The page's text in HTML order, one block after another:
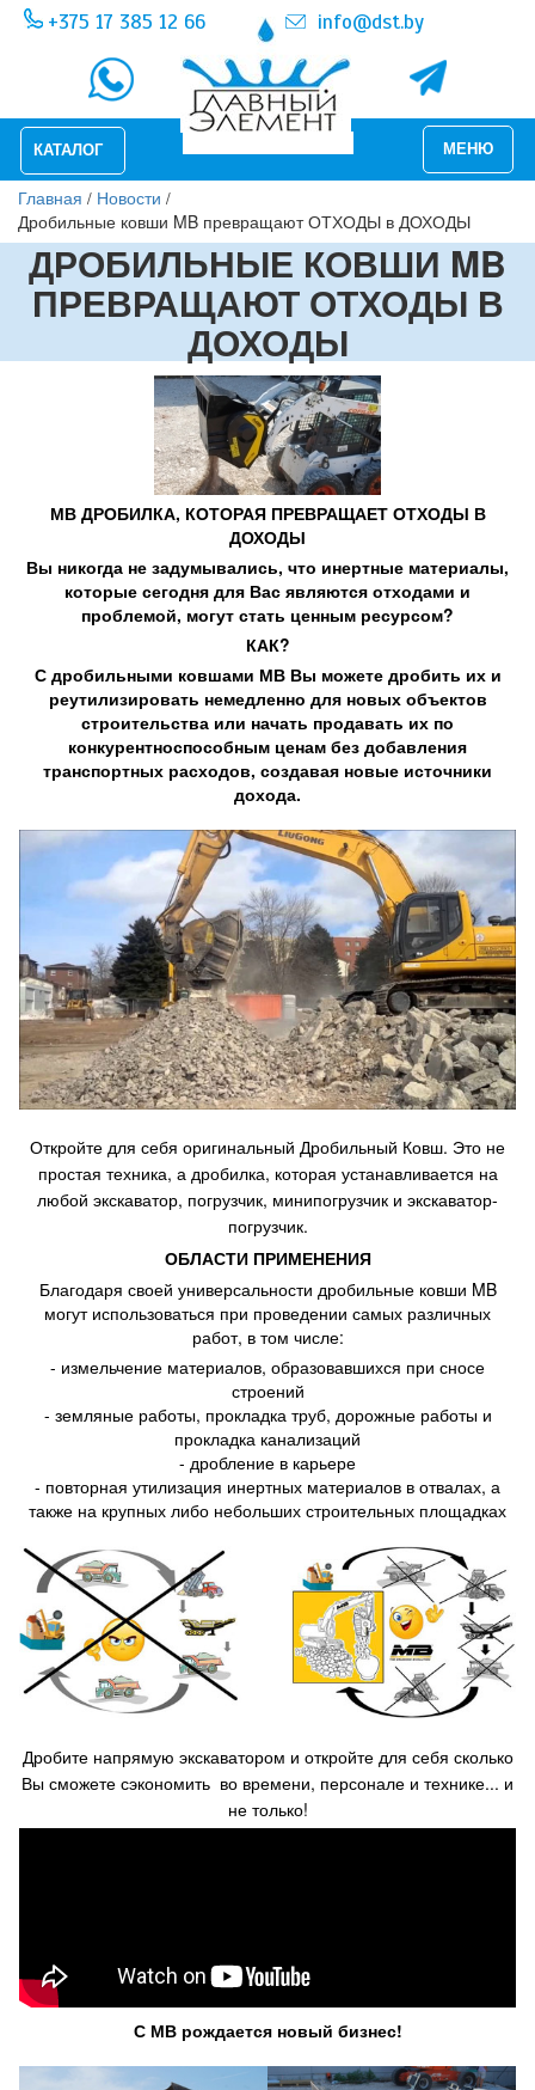
Перейти
основному
содержанию
+375 17 385 12 66 info@dst.by
Меню
МЕНЮ
КАТАЛОГ
Вы
здесь
Главная / Новости /
Дробильные ковши MB превращают ОТХОДЫ в ДОХОДЫ
ДРОБИЛЬНЫЕ КОВШИ MB
ПРЕВРАЩАЮТ ОТХОДЫ В
ДОХОДЫ
МВ ДРОБИЛКА, КОТОРАЯ ПРЕВРАЩАЕТ ОТХОДЫ В
ДОХОДЫ
Вы никогда не задумывались, что инертные материалы,
которые сегодня для Вас являются отходами и
проблемой, могут стать ценным ресурсом?
КАК?
С дробильными ковшами МВ Вы можете дробить их и
реутилизировать немедленно для новых объектов
строительства или начать продавать их по
конкурентноспособным ценам без добавления
транспортных расходов, создавая новые источники
дохода.
Откройте для себя оригинальный Дробильный Ковш. Это не
простая техника, а дробилка, которая устанавливается на
любой экскаватор, погрузчик, минипогрузчик и экскаватор-
погрузчик.
ОБЛАСТИ ПРИМЕНЕНИЯ
Благодаря своей универсальности дробильные ковши MB
могут использоваться при проведении самых различных
работ, в том числе:
- измельчение материалов, образовавшихся при сносе
строений
- земляные работы, прокладка труб, дорожные работы и
прокладка канализаций
- дробление в карьере
- повторная утилизация инертных материалов в отвалах, а
также на крупных либо небольших строительных площадках
Дробите напрямую экскаватором и откройте для себя сколько
Вы сможете сэкономить во времени, персонале и технике... и
не только!
С МВ рождается новый бизнес!